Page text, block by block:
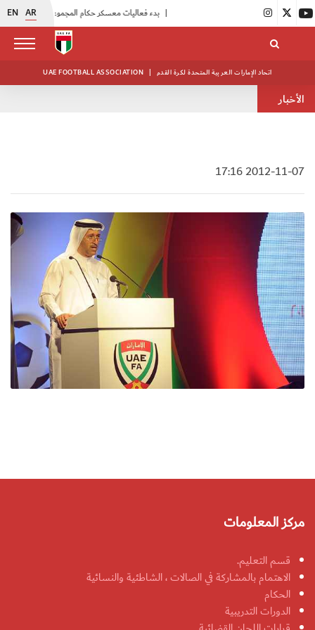
EN AR
انطلاق منافسات بطولة النخبة لحرس الرئاسة | بدء فعاليات معسكر حكام المجموعة الثانية
UAE FOOTBALL ASSOCIATION | اتحاد الإمارات العربية المتحدة لكرة القدم
الأخبار
2012-11-07 17:16
مركز المعلومات
قسم التعليم.
الاهتمام بالمشاركة في الصالات ، الشاطئية والنسائية
الحكام
الدورات التدريبية